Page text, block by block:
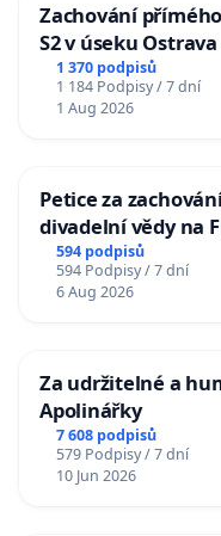
Zachování
S2 v úseku
u Jablunkova
1 370 podpisů
1 184 Podpisy / 7 dní
1 Aug 2026
Petice za
divadelní vědy na
594 podpisů
594 Podpisy / 7 dní
6 Aug 2026
Za udržitelné a
Apolinářky
7 608 podpisů
579 Podpisy / 7 dní
10 Jun 2026